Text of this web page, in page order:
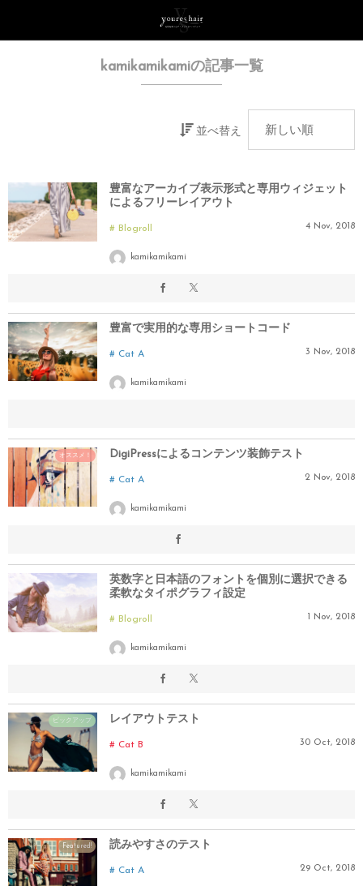
kamikamikamiの記事一覧
並べ替え
豊富なアーカイブ表示形式と専用ウィジェット
によるフリーレイアウト
Blogroll 4 Nov, 2018
kamikamikami
豊富で実用的な専用ショートコード
Cat A 3 Nov, 2018
kamikamikami
オススメ！ DigiPressによるコンテンツ装飾テスト
Cat A 2 Nov, 2018
kamikamikami
英数字と日本語のフォントを個別に選択できる
柔軟なタイポグラフィ設定
Blogroll 1 Nov, 2018
kamikamikami
ピックアップ レイアウトテスト
Cat B 30 Oct, 2018
kamikamikami
Featured! 読みやすさのテスト
Cat A 29 Oct, 2018